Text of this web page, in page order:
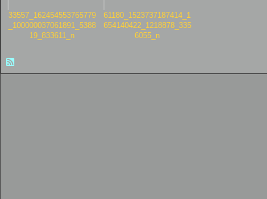
33557_162454553765779
_100000037061891_5388
19_833611_n
61180_1523737187414_1
654140422_1218878_335
6055_n